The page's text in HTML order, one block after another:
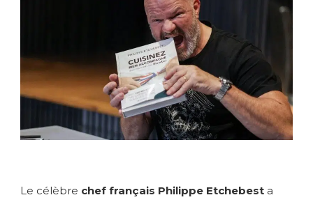
Le célèbre chef français Philippe Etchebest a